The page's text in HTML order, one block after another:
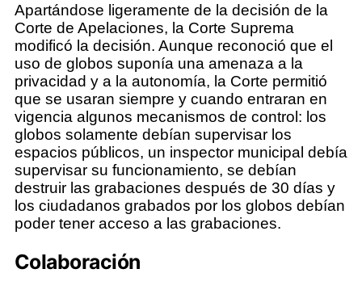
Apartándose ligeramente de la decisión de la
Corte de Apelaciones, la Corte Suprema
modificó la decisión. Aunque reconoció que el
uso de globos suponía una amenaza a la
privacidad y a la autonomía, la Corte permitió
que se usaran siempre y cuando entraran en
vigencia algunos mecanismos de control: los
globos solamente debían supervisar los
espacios públicos, un inspector municipal debía
supervisar su funcionamiento, se debían
destruir las grabaciones después de 30 días y
los ciudadanos grabados por los globos debían
poder tener acceso a las grabaciones.
Colaboración